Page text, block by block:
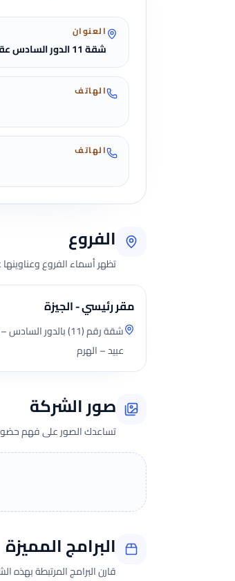
العنوان
شقة 11 الدور السادس عقار 29 ش اللبينى ناصية ش عبدالسلام عبيد الهرم الجيزة
الهاتف
الهاتف
الفروع
تظهر أسماء الفروع
مقر رئيسي - الجيزة
عبيد – الهرم
صور الشركة
تساعدك الصور على فهم حضور
البرامج المميزة
قارن البرامج المرتبطة بهذه